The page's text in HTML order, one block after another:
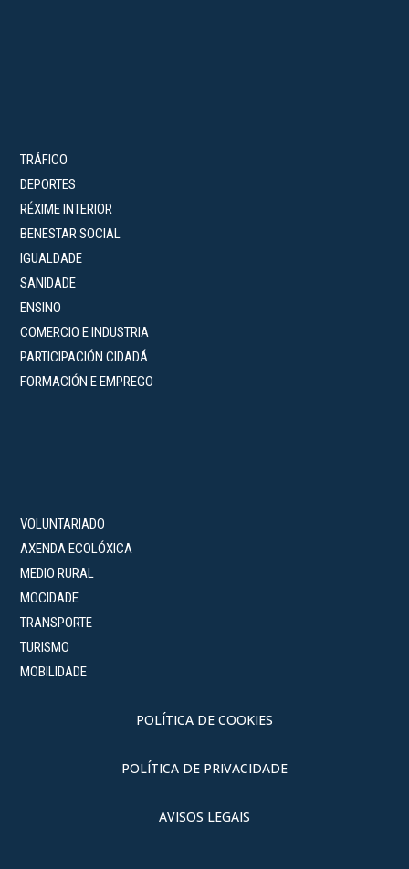
TRÁFICO
DEPORTES
RÉXIME INTERIOR
BENESTAR SOCIAL
IGUALDADE
SANIDADE
ENSINO
COMERCIO E INDUSTRIA
PARTICIPACIÓN CIDADÁ
FORMACIÓN E EMPREGO
VOLUNTARIADO
AXENDA ECOLÓXICA
MEDIO RURAL
MOCIDADE
TRANSPORTE
TURISMO
MOBILIDADE
POLÍTICA DE COOKIES
POLÍTICA DE PRIVACIDADE
AVISOS LEGAIS